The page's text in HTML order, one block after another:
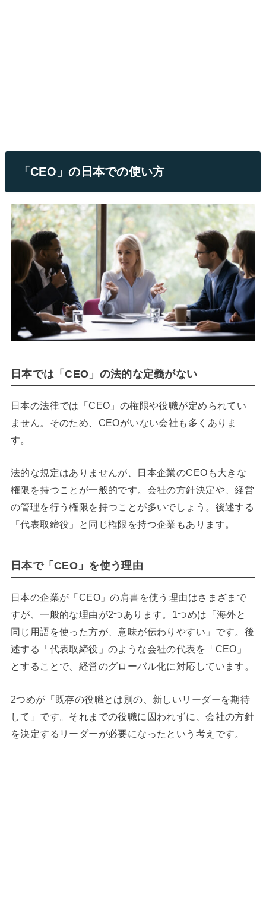
「CEO」の日本での使い方
日本では「CEO」の法的な定義がない
日本の法律では「CEO」の権限や役職が定められてい
ません。そのため、CEOがいない会社も多くありま
す。
法的な規定はありませんが、日本企業のCEOも大きな
権限を持つことが一般的です。会社の方針決定や、経営
の管理を行う権限を持つことが多いでしょう。後述する
「代表取締役」と同じ権限を持つ企業もあります。
日本で「CEO」を使う理由
日本の企業が「CEO」の肩書を使う理由はさまざまで
すが、一般的な理由が2つあります。1つめは「海外と
同じ用語を使った方が、意味が伝わりやすい」です。後
述する「代表取締役」のような会社の代表を「CEO」
とすることで、経営のグローバル化に対応しています。
2つめが「既存の役職とは別の、新しいリーダーを期待
して」です。それまでの役職に囚われずに、会社の方針
を決定するリーダーが必要になったという考えです。